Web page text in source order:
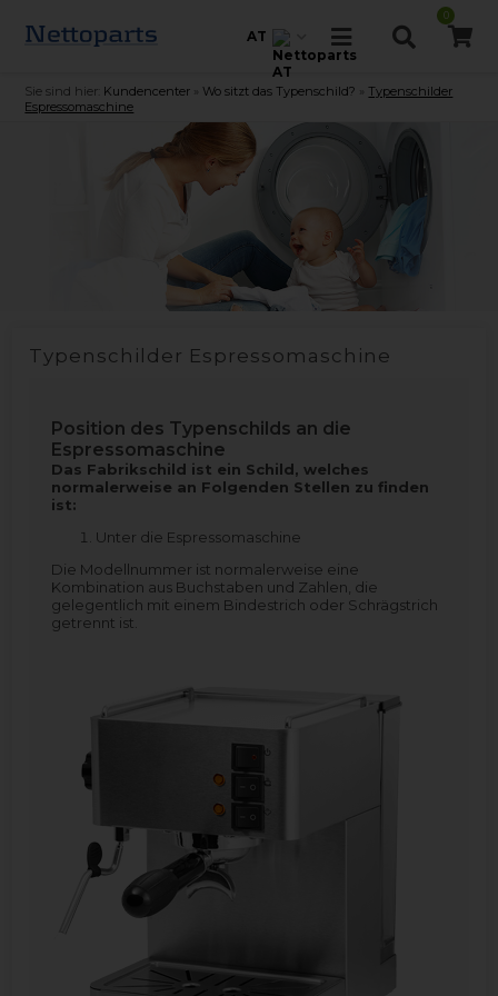
AT
0
Sie sind hier: Kundencenter Wo sitzt das Typenschild?
Typenschilder
Espressomaschine
Typenschilder Espressomaschine
Position des Typenschilds an die
Espressomaschine
Das Fabrikschild ist ein Schild, welches
normalerweise an Folgenden Stellen zu finden
ist:
Unter die Espressomaschine
Die Modellnummer ist normalerweise eine
Kombination aus Buchstaben und Zahlen, die
gelegentlich mit einem Bindestrich oder Schrägstrich
getrennt ist.